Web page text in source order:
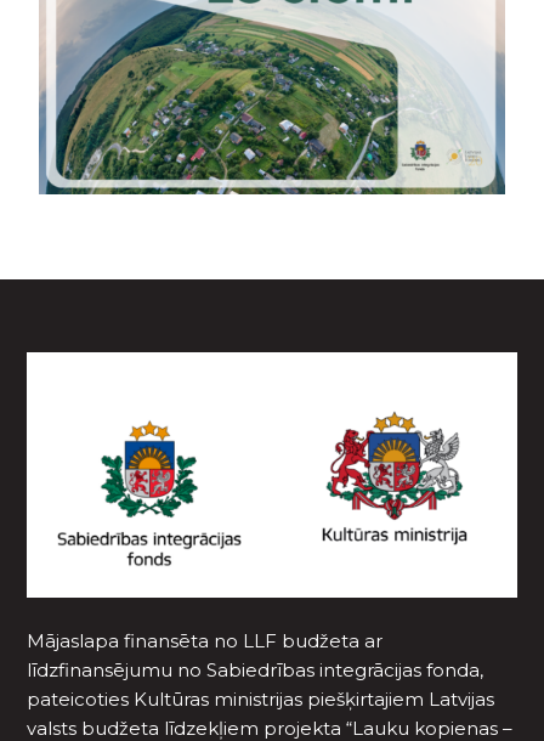
Mājaslapa finansēta no LLF budžeta ar
līdzfinansējumu no Sabiedrības integrācijas fonda,
pateicoties Kultūras ministrijas piešķirtajiem Latvijas
valsts budžeta līdzekļiem projekta “Lauku kopienas –